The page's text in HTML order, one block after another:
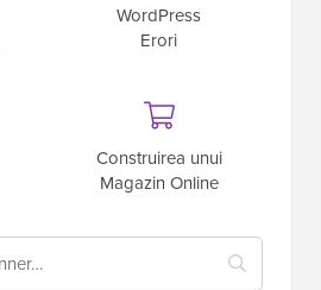
WordPress
Erori
Construirea unui
Magazin Online